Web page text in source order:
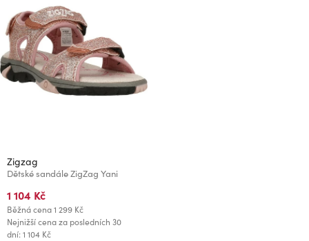
Zigzag
Dětské sandále ZigZag Yani
1 104 Kč
Běžná cena1 299 Kč
Nejnižší cena za posledních 30
dní: 1 104 Kč